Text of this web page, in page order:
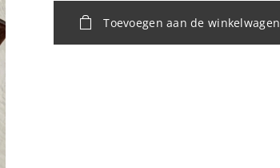
Toevoegen aan de winkelwagen